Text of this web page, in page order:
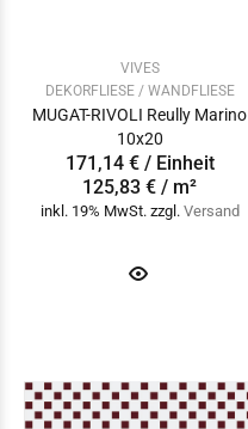
VIVES
DEKORFLIESE / WANDFLIESE
MUGAT-RIVOLI Reully Marino
10x20
171,14 € / Einheit
125,83 € / m²
inkl. 19% MwSt. zzgl. Versand